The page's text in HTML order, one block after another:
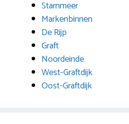
Starnmeer
Markenbinnen
De Rijp
Graft
Noordeinde
West-Graftdijk
Oost-Graftdijk